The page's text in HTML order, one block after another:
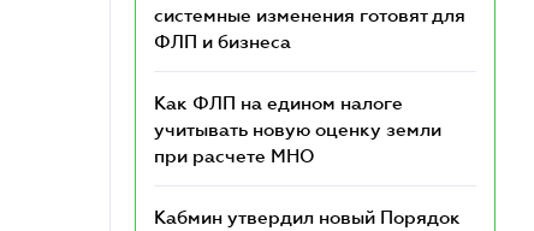
системные изменения готовят для
ФЛП и бизнеса
Как ФЛП на едином налоге
учитывать новую оценку земли
при расчете МНО
Кабмин утвердил новый Порядок